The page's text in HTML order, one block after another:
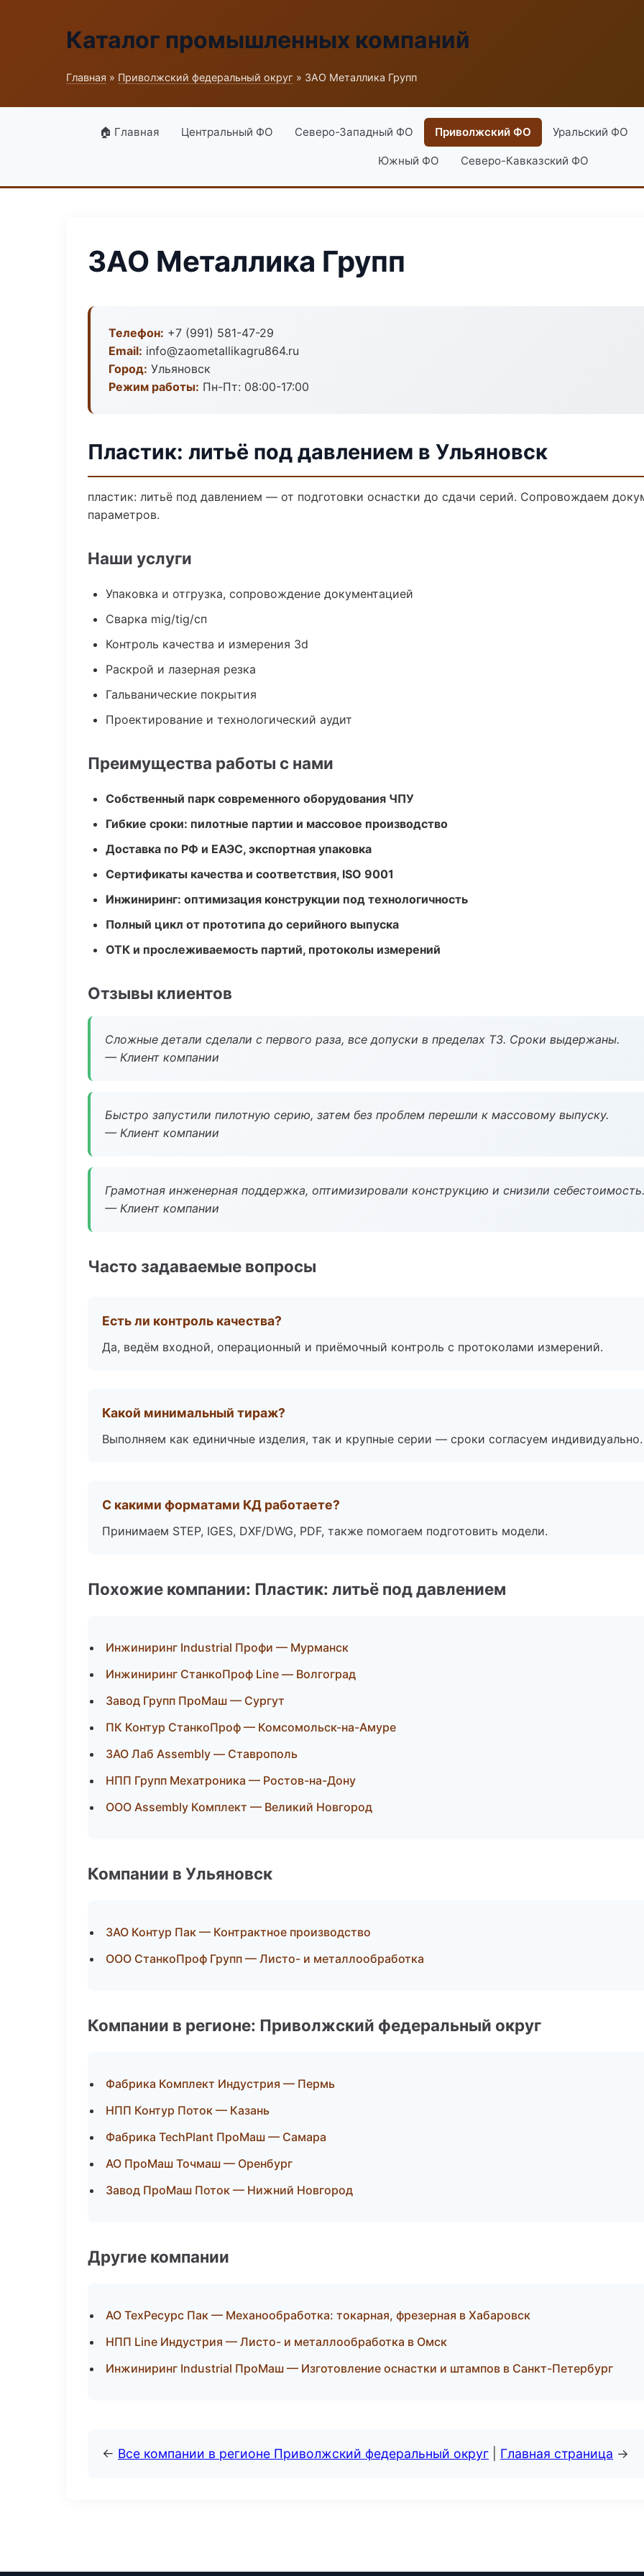
Каталог промышленных компаний
Главная » Приволжский федеральный округ » ЗАО Металлика Групп
🏠 Главная Центральный ФО Северо-Западный ФО Приволжский ФО Уральский ФО
Южный ФО Северо-Кавказский ФО
ЗАО Металлика Групп
Телефон: +7 (991) 581-47-29
Email: info@zaometallikagru864.ru
Город: Ульяновск
Режим работы: Пн-Пт: 08:00-17:00
Пластик: литьё под давлением в Ульяновск
пластик: литьё под давлением — от подготовки оснастки до сдачи серий. Сопровождаем
параметров.
Наши услуги
Упаковка и отгрузка, сопровождение документацией
Сварка mig/tig/сп
Контроль качества и измерения 3d
Раскрой и лазерная резка
Гальванические покрытия
Проектирование и технологический аудит
Преимущества работы с нами
Собственный парк современного оборудования ЧПУ
Гибкие сроки: пилотные партии и массовое производство
Доставка по РФ и ЕАЭС, экспортная упаковка
Сертификаты качества и соответствия, ISO 9001
Инжиниринг: оптимизация конструкции под технологичность
Полный цикл от прототипа до серийного выпуска
ОТК и прослеживаемость партий, протоколы измерений
Отзывы клиентов
Сложные детали сделали с первого раза, все допуски в пределах ТЗ. Сроки выдержаны.
— Клиент компании
Быстро запустили пилотную серию, затем без проблем перешли к массовому выпуску.
— Клиент компании
Грамотная инженерная поддержка, оптимизировали конструкцию и снизили себестоимость.
— Клиент компании
Часто задаваемые вопросы
Есть ли контроль качества?
Да, ведём входной, операционный и приёмочный контроль с протоколами измерений.
Какой минимальный тираж?
Выполняем как единичные изделия, так и крупные серии — сроки согласуем индивидуально.
С какими форматами КД работаете?
Принимаем STEP, IGES, DXF/DWG, PDF, также помогаем подготовить модели.
Похожие компании: Пластик: литьё под давлением
Инжиниринг Industrial Профи — Мурманск
Инжиниринг СтанкоПроф Line — Волгоград
Завод Групп ПроМаш — Сургут
ПК Контур СтанкоПроф — Комсомольск-на-Амуре
ЗАО Лаб Assembly — Ставрополь
НПП Групп Мехатроника — Ростов-на-Дону
ООО Assembly Комплект — Великий Новгород
Компании в Ульяновск
ЗАО Контур Пак — Контрактное производство
ООО СтанкоПроф Групп — Листо- и металлообработка
Компании в регионе: Приволжский федеральный округ
Фабрика Комплект Индустрия — Пермь
НПП Контур Поток — Казань
Фабрика TechPlant ПроМаш — Самара
АО ПроМаш Точмаш — Оренбург
Завод ПроМаш Поток — Нижний Новгород
Другие компании
АО ТехРесурс Пак — Механообработка: токарная, фрезерная в Хабаровск
НПП Line Индустрия — Листо- и металлообработка в Омск
Инжиниринг Industrial ПроМаш — Изготовление оснастки и штампов в Санкт-Петербург
← Все компании в регионе Приволжский федеральный округ Главная страница →